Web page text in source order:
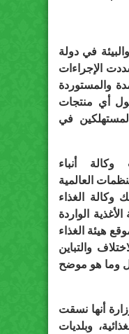
في دولة
الإجراءات
والمستوردة
أي منتجات
في
أنباء
العالمية
وكالة الغذاء
الواردة
هيئة الغذاء
والتباين
وما هو موضح
أنها نسقت
وبلديات